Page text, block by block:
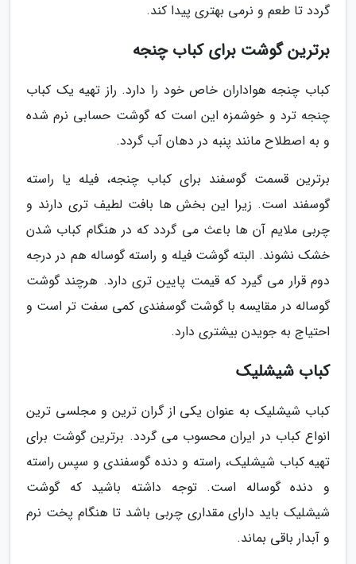
گردد تا طعم و نرمی بهتری پیدا کند.
برترین گوشت برای کباب چنجه
کباب چنجه هواداران خاص خود را دارد. راز تهیه یک کباب
چنجه ترد و خوشمزه این است که گوشت حسابی نرم شده
و به اصطلاح مانند پنبه در دهان آب گردد.
برترین قسمت گوسفند برای کباب چنجه، فیله یا راسته
گوسفند است. زیرا این بخش ها بافت لطیف تری دارند و
چربی ملایم آن ها باعث می گردد که در هنگام کباب شدن
خشک نشوند. البته گوشت فیله و راسته گوساله هم در درجه
دوم قرار می گیرد که قیمت پایین تری دارد. هرچند گوشت
گوساله در مقایسه با گوشت گوسفندی کمی سفت تر است و
احتیاج به جویدن بیشتری دارد.
کباب شیشلیک
کباب شیشلیک به عنوان یکی از گران ترین و مجلسی ترین
انواع کباب در ایران محسوب می گردد. برترین گوشت برای
تهیه کباب شیشلیک، راسته و دنده گوسفندی و سپس راسته
و دنده گوساله است. توجه داشته باشید که گوشت
شیشلیک باید دارای مقداری چربی باشد تا هنگام پخت نرم
و آبدار باقی بماند.